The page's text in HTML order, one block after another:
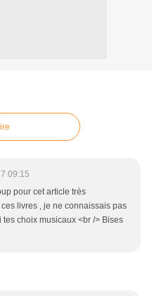
09:15
pour cet article très
livres , je ne connaissais pas
choix musicaux <br /> Bises